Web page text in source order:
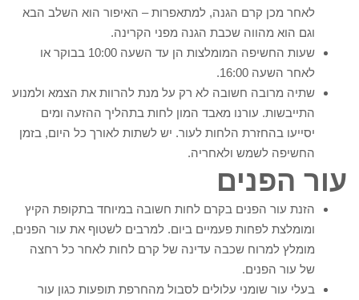
לאחר מכן קרם הגנה, למתאפרות – האיפור הוא השלב הבא
וגם הוא מהווה שכבת הגנה מפני הקרינה.
שעות החשיפה המומלצות הן עד השעה 10:00 בבוקר או
לאחר השעה 16:00.
שתיה מרובה חשובה לא רק על מנת להרוות את הצמא ולמנוע
התייבשות. עורנו מאבד המון לחות בתהליך ההזעה ומים
יסייעו בהחזרת הלחות לעור. יש לשתות לאורך כל היום, בזמן
החשיפה לשמש ולאחריה.
עור הפנים
הזנת עור הפנים בקרם לחות חשובה במיוחד בתקופת הקיץ
ומומלצת לפחות פעמיים ביום. למרבים לשטוף את עור הפנים,
מומלץ למרוח שכבה עדינה של קרם לחות לאחר כל רחצה
של עור הפנים.
בעלי עור שומני עלולים לסבול מהחרפת תופעות כגון עור